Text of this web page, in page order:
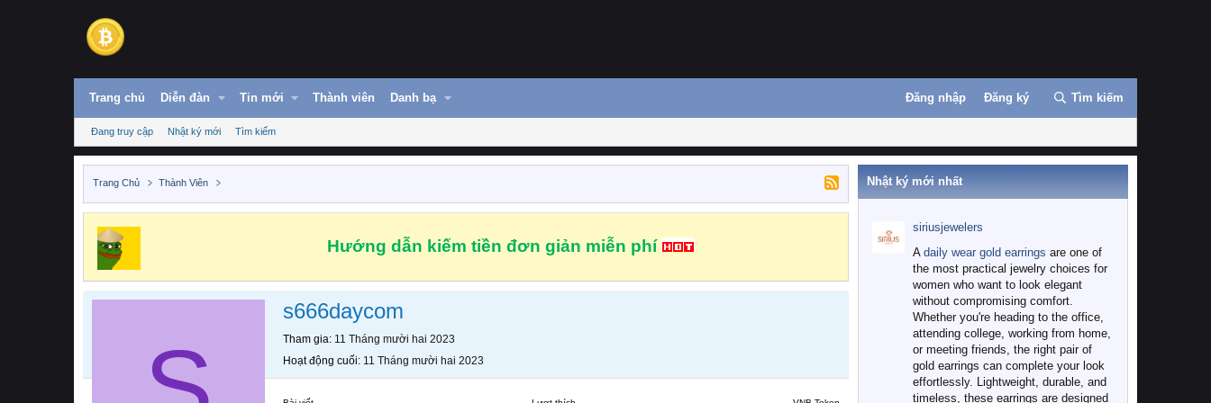
Trang chủ Diễn đàn Tin mới Thành viên Danh bạ Đăng nhập Đăng ký Tìm kiếm
Đang truy cập Nhật ký mới Tìm kiếm
Trang Chủ Thành Viên
Hướng dẫn kiếm tiền đơn giản miễn phí
s666daycom
Tham gia 11 Tháng mười hai 2023
Hoạt động cuối 11 Tháng mười hai 2023
Nhật ký mới nhất
siriusjewelers
A daily wear gold earrings are one of
the most practical jewelry choices for
women who want to look elegant
without compromising comfort.
Whether you're heading to the office,
attending college, working from home,
or meeting friends, the right pair of
gold earrings can complete your look
effortlessly. Lightweight, durable, and
timeless, these earrings are designed